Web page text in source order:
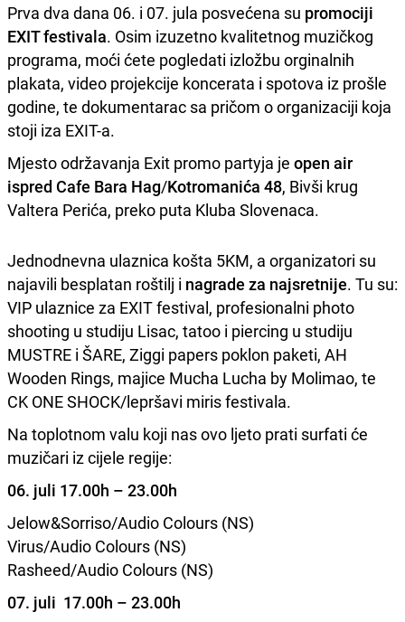
Prva dva dana 06. i 07. jula posvećena su promociji
EXIT festivala. Osim izuzetno kvalitetnog muzičkog
programa, moći ćete pogledati izložbu orginalnih
plakata, video projekcije koncerata i spotova iz prošle
godine, te dokumentarac sa pričom o organizaciji koja
stoji iza EXIT-a.
Mjesto održavanja Exit promo partyja je open air
ispred Cafe Bara Hag/Kotromanića 48, Bivši krug
Valtera Perića, preko puta Kluba Slovenaca.
Jednodnevna ulaznica košta 5KM, a organizatori su
najavili besplatan roštilj i nagrade za najsretnije. Tu su:
VIP ulaznice za EXIT festival, profesionalni photo
shooting u studiju Lisac, tatoo i piercing u studiju
MUSTRE i ŠARE, Ziggi papers poklon paketi, AH
Wooden Rings, majice Mucha Lucha by Molimao, te
CK ONE SHOCK/lepršavi miris festivala.
Na toplotnom valu koji nas ovo ljeto prati surfati će
muzičari iz cijele regije:
06. juli 17.00h – 23.00h
Jelow&Sorriso/Audio Colours (NS)
Virus/Audio Colours (NS)
Rasheed/Audio Colours (NS)
07. juli 17.00h – 23.00h